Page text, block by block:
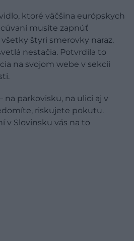
ktoré väčšina európskych
musíte zapnúť
štyri smerovky naraz.
nestačia. Potvrdila to
na svojom webe v sekcii
na parkovisku, na ulici aj v
riskujete pokutu.
v Slovinsku vás na to